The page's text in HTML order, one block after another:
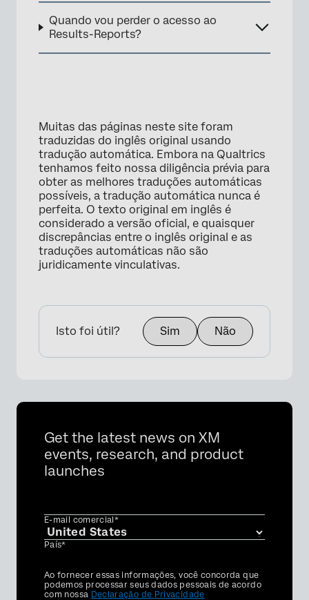
Quando vou perder o acesso ao
Results-Reports?
Muitas das páginas neste site foram
traduzidas do inglês original usando
tradução automática. Embora na Qualtrics
tenhamos feito nossa diligência prévia para
obter as melhores traduções automáticas
possíveis, a tradução automática nunca é
perfeita. O texto original em inglês é
considerado a versão oficial, e quaisquer
discrepâncias entre o inglês original e as
traduções automáticas não são
juridicamente vinculativas.
Isto foi útil? Sim Não
Get the latest news on XM
events, research, and product
launches
E-mail comercial*
País*
Privacy
Optin
Ao fornecer essas informações, você concorda que
podemos processar seus dados pessoais de acordo
com nossa Declaração de Privacidade